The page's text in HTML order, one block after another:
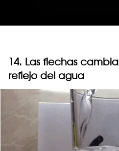
14. Las flechas
reflejo del agua